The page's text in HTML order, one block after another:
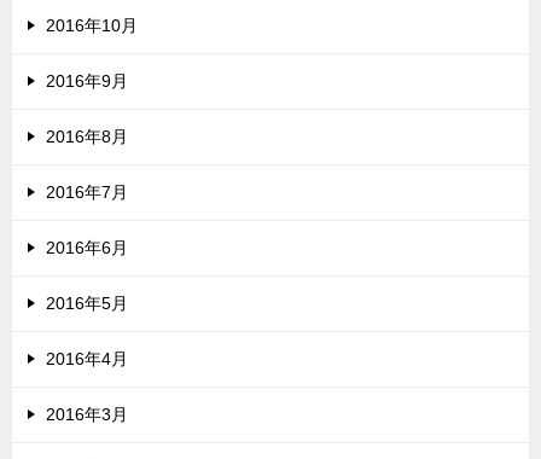
2016年10月
2016年9月
2016年8月
2016年7月
2016年6月
2016年5月
2016年4月
2016年3月